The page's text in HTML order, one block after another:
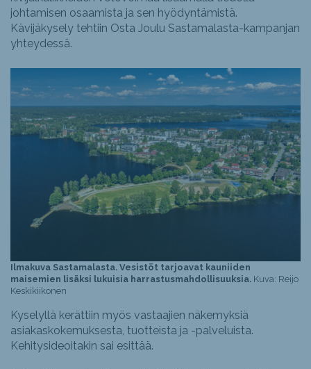
johtamisen osaamista ja sen hyödyntämistä.
Kävijäkysely tehtiin Osta Joulu Sastamalasta-kampanjan
yhteydessä.
Ilmakuva Sastamalasta. Vesistöt tarjoavat kauniiden
maisemien lisäksi lukuisia harrastusmahdollisuuksia. Kuva: Reijo
Keskikiikonen
Kyselyllä kerättiin myös vastaajien näkemyksiä
asiakaskokemuksesta, tuotteista ja -palveluista.
Kehitysideoitakin sai esittää.